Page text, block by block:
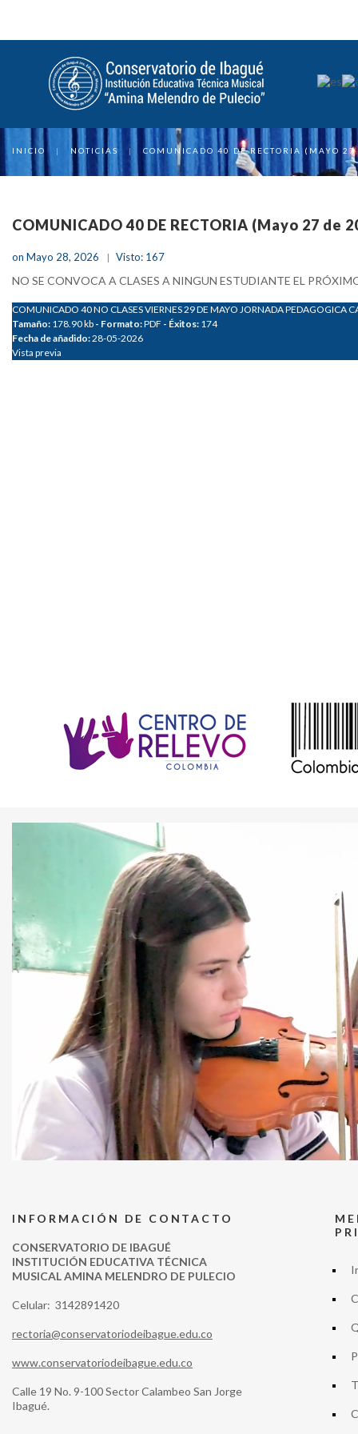
INICIO | NOTICIAS | COMUNICADO 40 DE RECTORIA (MAYO
COMUNICADO 40 DE RECTORIA (Mayo 27 de
on Mayo 28, 2026 Visto: 167
NO SE CONVOCA A CLASES A NINGUN ESTUDIANTE EL
COMUNICADO 40 NO CLASES VIERNES 29 DE MAYO JORNADA PEDAGOGICA
Tamaño: 178.90 kb - Formato:PDF - Éxitos: 174
Fecha de añadido:28-05-2026
Vista previa
INFORMACIÓN DE CONTACTO
CONSERVATORIO DE IBAGUÉ
INSTITUCIÓN EDUCATIVA TÉCNICA
MUSICAL AMINA MELENDRO DE PULECIO
Celular: 3142891420
rectoria@conservatoriodeibague.edu.co
www.conservatoriodeibague.edu.co
Calle 19 No. 9-100 Sector Calambeo San Jorge
Ibagué.